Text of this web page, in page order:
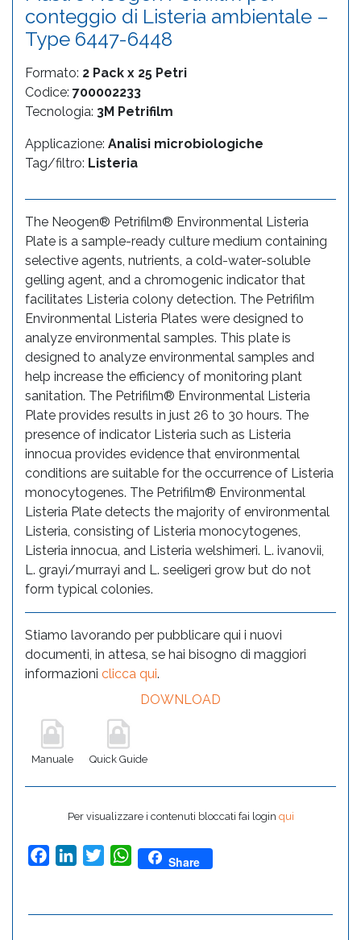
conteggio di Listeria ambientale –
Type 6447-6448
Formato: 2 Pack x 25 Petri
Codice: 700002233
Tecnologia: 3M Petrifilm
Applicazione: Analisi microbiologiche
Tag/filtro: Listeria
The Neogen® Petrifilm® Environmental Listeria
Plate is a sample-ready culture medium containing
selective agents, nutrients, a cold-water-soluble
gelling agent, and a chromogenic indicator that
facilitates Listeria colony detection. The Petrifilm
Environmental Listeria Plates were designed to
analyze environmental samples. This plate is
designed to analyze environmental samples and
help increase the efficiency of monitoring plant
sanitation. The Petrifilm® Environmental Listeria
Plate provides results in just 26 to 30 hours. The
presence of indicator Listeria such as Listeria
innocua provides evidence that environmental
conditions are suitable for the occurrence of Listeria
monocytogenes. The Petrifilm® Environmental
Listeria Plate detects the majority of environmental
Listeria, consisting of Listeria monocytogenes,
Listeria innocua, and Listeria welshimeri. L. ivanovii,
L. grayi/murrayi and L. seeligeri grow but do not
form typical colonies.
Stiamo lavorando per pubblicare qui i nuovi
documenti, in attesa, se hai bisogno di maggiori
informazioni clicca qui.
DOWNLOAD
Manuale Quick Guide
Per visualizzare i contenuti bloccati fai login qui
FacebookLinkedInTwitterWhatsApp
Share